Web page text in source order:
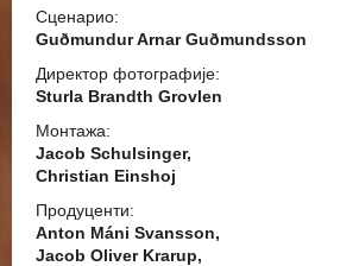
Сценарио:
Guðmundur Arnar Guðmundsson
Директор фотографије:
Sturla Brandth Grovlen
Монтажа:
Jacob Schulsinger,
Christian Einshoj
Продуценти:
Anton Máni Svansson,
Jacob Oliver Krarup,